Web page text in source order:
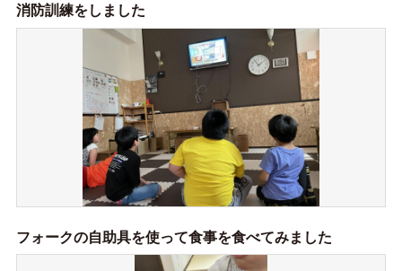
消防訓練をしました
フォークの自助具を使って食事を食べてみました